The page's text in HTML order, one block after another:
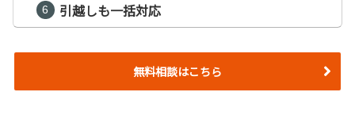
引越しも一括対応
無料相談はこちら